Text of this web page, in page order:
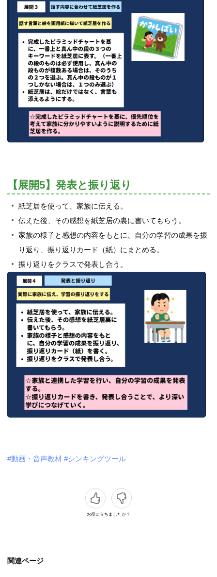
【展開5】発表と振り返り
紙芝居を使って、家族に伝える。
伝えた後、その感想を紙芝居の裏に書いてもらう。
家族の様子と感想の内容をもとに、自分の学習の成果を振
り返り、振り返りカード（紙）にまとめる。
振り返りをクラスで発表し合う。
#動画・音声教材 #シンキングツール
お役に立ちましたか？
関連ページ